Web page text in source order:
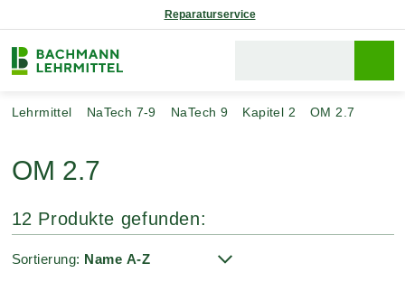
Reparaturservice
Lehrmittel NaTech 7-9 NaTech 9 Kapitel 2 OM 2.7
OM 2.7
12 Produkte gefunden:
Sortierung: